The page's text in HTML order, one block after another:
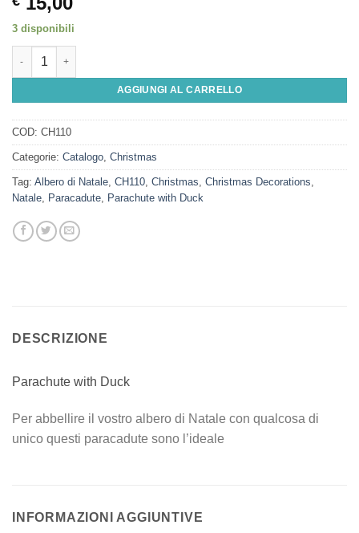
3 disponibili
Parachute with Duck quantità
AGGIUNGI AL CARRELLO
COD: CH110
Categorie: Catalogo, Christmas
Tag: Albero di Natale, CH110, Christmas, Christmas Decorations,
Natale, Paracadute, Parachute with Duck
DESCRIZIONE
Parachute with Duck
Per abbellire il vostro albero di Natale con qualcosa di
unico questi paracadute sono l’ideale
INFORMAZIONI AGGIUNTIVE